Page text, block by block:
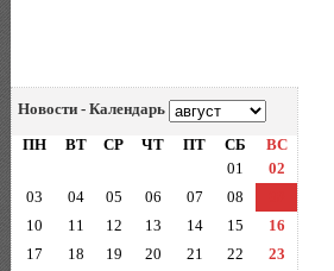
Новости - Календарь
ПН
ВТ СР ЧТ ПТ СБ
ВС
01
02
03
04 05 06 07 08
10
11 12 13 14 15
16
17
18 19 20 21 22 23